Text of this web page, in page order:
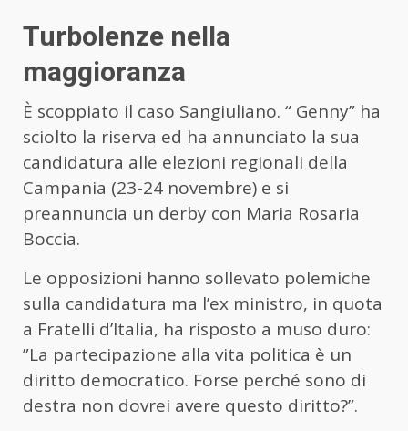
Turbolenze nella
maggioranza
È scoppiato il caso Sangiuliano. “ Genny” ha
sciolto la riserva ed ha annunciato la sua
candidatura alle elezioni regionali della
Campania (23-24 novembre) e si
preannuncia un derby con Maria Rosaria
Boccia.
Le opposizioni hanno sollevato polemiche
sulla candidatura ma l’ex ministro, in quota
a Fratelli d’Italia, ha risposto a muso duro:
”La partecipazione alla vita politica è un
diritto democratico. Forse perché sono di
destra non dovrei avere questo diritto?”.